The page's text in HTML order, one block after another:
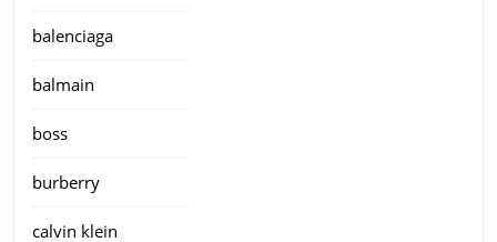
balenciaga
balmain
boss
burberry
calvin klein